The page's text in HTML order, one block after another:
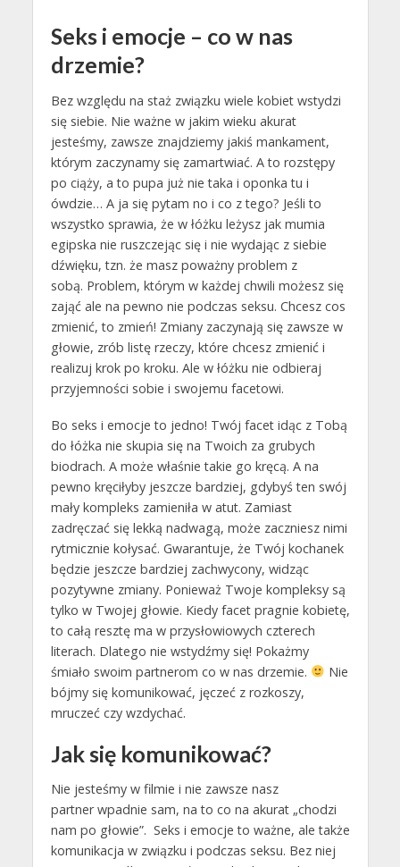
Seks i emocje – co w nas
drzemie?
Bez względu na staż związku wiele kobiet wstydzi
się siebie. Nie ważne w jakim wieku akurat
jesteśmy, zawsze znajdziemy jakiś mankament,
którym zaczynamy się zamartwiać. A to rozstępy
po ciąży, a to pupa już nie taka i oponka tu i
ówdzie… A ja się pytam no i co z tego? Jeśli to
wszystko sprawia, że w łóżku leżysz jak mumia
egipska nie ruszczejąc się i nie wydając z siebie
dźwięku, tzn. że masz poważny problem z
sobą. Problem, którym w każdej chwili możesz się
zająć ale na pewno nie podczas seksu. Chcesz cos
zmienić, to zmień! Zmiany zaczynają się zawsze w
głowie, zrób listę rzeczy, które chcesz zmienić i
realizuj krok po kroku. Ale w łóżku nie odbieraj
przyjemności sobie i swojemu facetowi.
Bo seks i emocje to jedno! Twój facet idąc z Tobą
do łóżka nie skupia się na Twoich za grubych
biodrach. A może właśnie takie go kręcą. A na
pewno kręciłyby jeszcze bardziej, gdybyś ten swój
mały kompleks zamieniła w atut. Zamiast
zadręczać się lekką nadwagą, może zaczniesz nimi
rytmicznie kołysać. Gwarantuje, że Twój kochanek
będzie jeszcze bardziej zachwycony, widząc
pozytywne zmiany. Ponieważ Twoje kompleksy są
tylko w Twojej głowie. Kiedy facet pragnie kobietę,
to całą resztę ma w przysłowiowych czterech
literach. Dlatego nie wstydźmy się! Pokażmy
śmiało swoim partnerom co w nas drzemie.
Nie
bójmy się komunikować, jęczeć z rozkoszy,
mruczeć czy wzdychać.
Jak się komunikować?
Nie jesteśmy w filmie i nie zawsze nasz
partner wpadnie sam, na to co na akurat „chodzi
nam po głowie”. Seks i emocje to ważne, ale także
komunikacja w związku i podczas seksu. Bez niej